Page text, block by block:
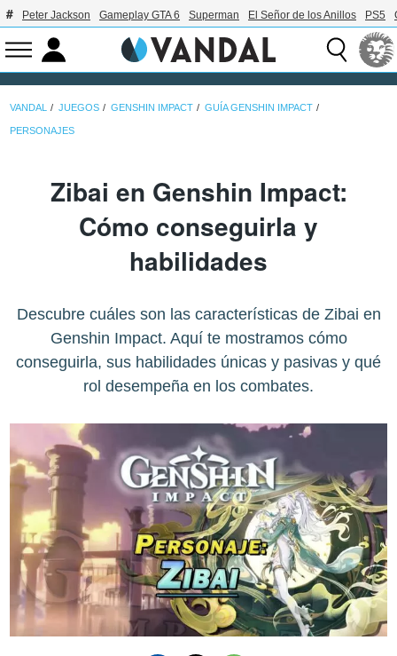
Peter Jackson Gameplay GTA 6 Superman El Señor de los Anillos PS5
VANDAL JUEGOS GENSHIN IMPACT GUÍA GENSHIN IMPACT
PERSONAJES
Zibai en Genshin Impact:
Cómo conseguirla y
habilidades
Descubre cuáles son las características de Zibai en
Genshin Impact. Aquí te mostramos cómo
conseguirla, sus habilidades únicas y pasivas y qué
rol desempeña en los combates.